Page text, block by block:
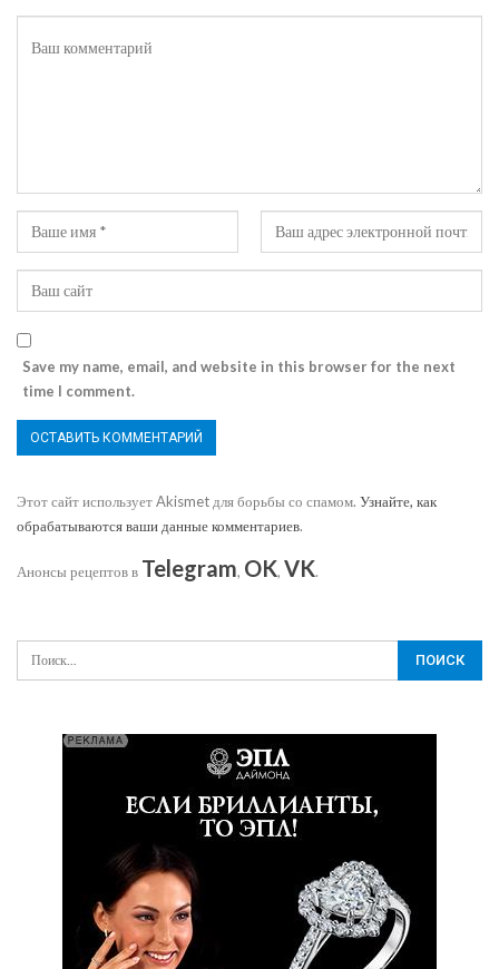
Save my name, email, and website in this browser for the next
time I comment.
Этот сайт использует Akismet для борьбы со спамом. Узнайте, как
обрабатываются ваши данные комментариев.
Анонсы рецептов в Telegram, OK, VK.